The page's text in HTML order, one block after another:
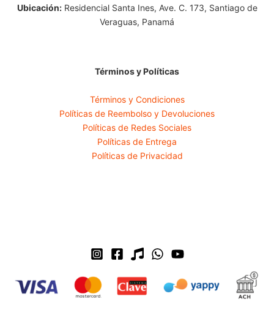
Ubicación:Residencial Santa Ines, Ave. C. 173, Santiago de
Veraguas, Panamá
Términos y Políticas
Términos y Condiciones
Políticas de Reembolso y Devoluciones
Políticas de Redes Sociales
Políticas de Entrega
Políticas de Privacidad